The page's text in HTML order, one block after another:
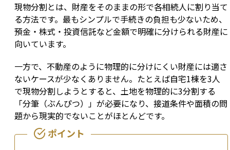
現物分割とは、財産をそのままの形で各相続人に割り当て
る方法です。最もシンプルで手続きの負担も少ないため、
預金・株式・投資信託など金額で明確に分けられる財産に
向いています。
一方で、不動産のように物理的に分けにくい財産には適さ
ないケースが少なくありません。たとえば自宅1棟を3人
で現物分割しようとすると、土地を物理的に3分割する
「分筆（ぶんぴつ）」が必要になり、接道条件や面積の問
題から現実的でないことがほとんどです。